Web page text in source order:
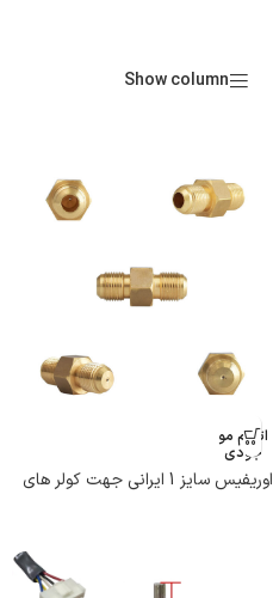
Show column
اتمام مو
جودی
اوریفیس سایز 1 ایرانی جهت کولر های